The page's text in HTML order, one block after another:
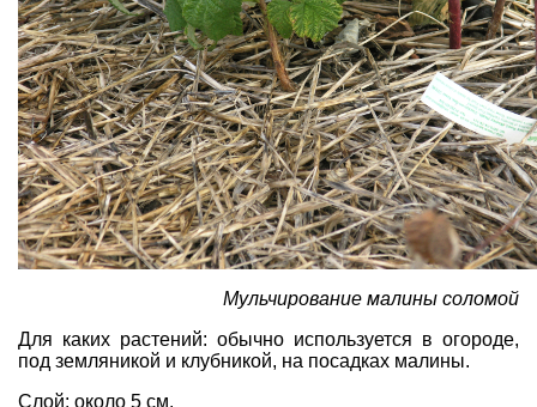
Мульчирование малины соломой
Для каких растений: обычно используется в огороде,
под земляникой и клубникой, на посадках малины.
Слой: около 5 см.